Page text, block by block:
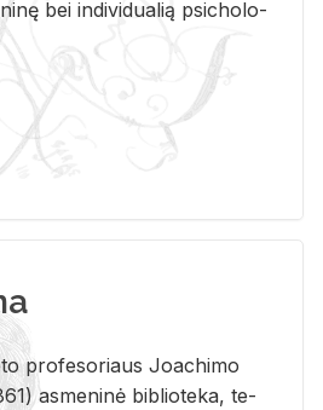
bei in­di­vi­dua­lią psi­cho­lo­
pro­fe­so­riaus Jo­a­chi­mo
as­me­ni­nė bi­b­lio­te­ka, te­